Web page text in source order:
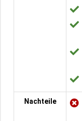
Nachteile